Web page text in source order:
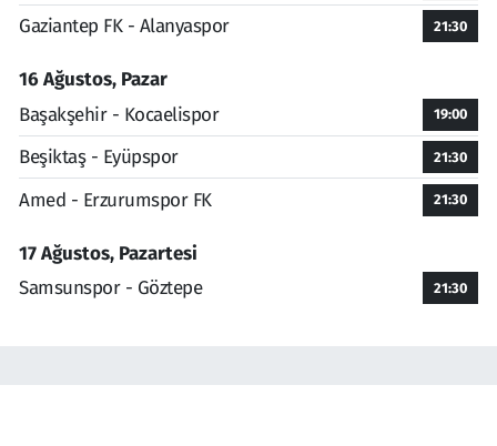
Gaziantep FK - Alanyaspor 21:30
16 Ağustos, Pazar
Başakşehir - Kocaelispor
19:00
Beşiktaş - Eyüpspor 21:30
Amed - Erzurumspor FK 21:30
17 Ağustos, Pazartesi
Samsunspor - Göztepe
21:30